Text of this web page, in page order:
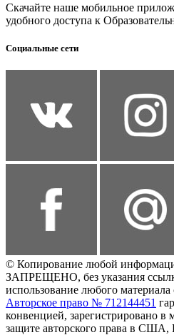
Скачайте наше мобильное
удобного доступа к
Социальные сети
© Копирование любой
ЗАПРЕЩЕНО, без указания
использование любого материала
Авторское право № 712144451
конвенцией, зарегистрировано
защите авторского права в